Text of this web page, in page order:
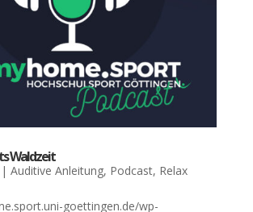
Wald­zeit
| Auditive Anleitung, Podcast, Relax
goettingen.de/wp-